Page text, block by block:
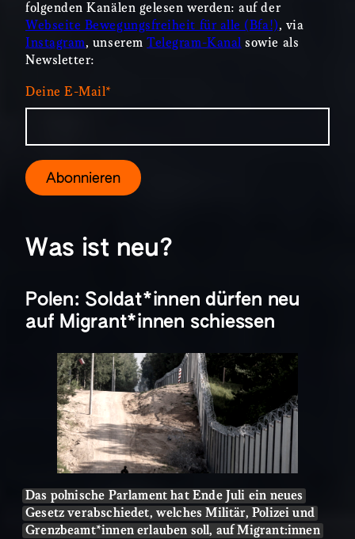
folgenden Kanälen gelesen werden: auf der
Webseite Bewegungsfreiheit für alle (Bfa!), via
Instagram, unseremTelegram-Kanal sowie als
Newsletter:
Deine E-Mail*
Was ist neu?
Polen: Soldat*innen dürfen neu
auf Migrant*innen schiessen
Das polnische Parlament hat Ende Juli ein neues
Gesetz verabschiedet, welches Militär, Polizei und
Grenzbeamt*innen erlauben soll, auf Migrant:innen